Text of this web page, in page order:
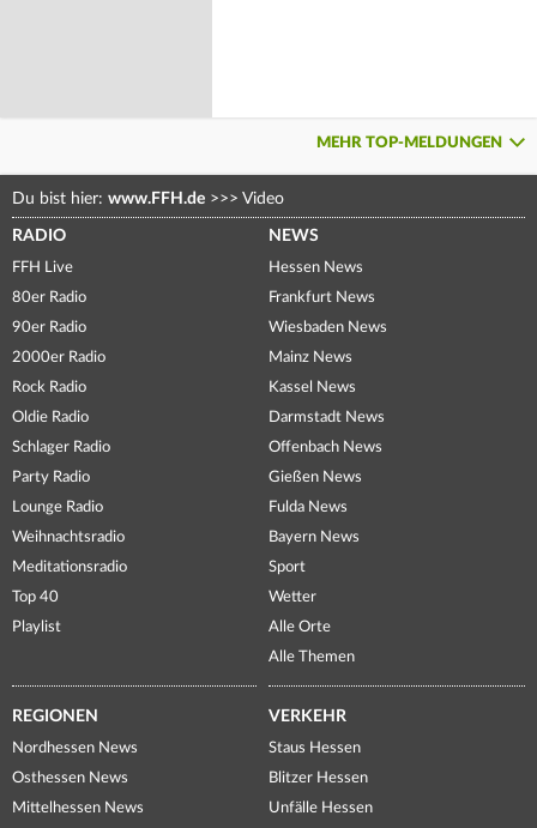
MEHR TOP-MELDUNGEN
Du bist hier: www.FFH.de >>> Video
RADIO
FFH Live
80er Radio
90er Radio
2000er Radio
Rock Radio
Oldie Radio
Schlager Radio
Party Radio
Lounge Radio
Weihnachtsradio
Meditationsradio
Top 40
Playlist
NEWS
Hessen News
Frankfurt News
Wiesbaden News
Mainz News
Kassel News
Darmstadt News
Offenbach News
Gießen News
Fulda News
Bayern News
Sport
Wetter
Alle Orte
Alle Themen
REGIONEN
Nordhessen News
Osthessen News
Mittelhessen News
VERKEHR
Staus Hessen
Blitzer Hessen
Unfälle Hessen